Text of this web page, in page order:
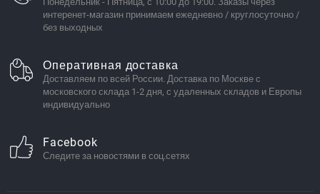
интеренет-магазин принимаем ежедневно / круглосуточно /
без выходных
Оперативная доставка
Доставляем по всей России. Доставка по Москве с
московского склада 1-2 дня, с удаленных складов и Европы
индивидуально
Facebook
Следите за новостями в соц.сетях